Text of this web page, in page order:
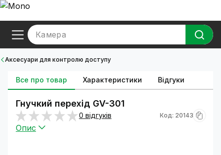
Камера
Аксесуари для контролю доступу
Все про товар Характеристики Відгуки
Гнучкий перехід GV-301
0 відгуків Код: 20143
Опис